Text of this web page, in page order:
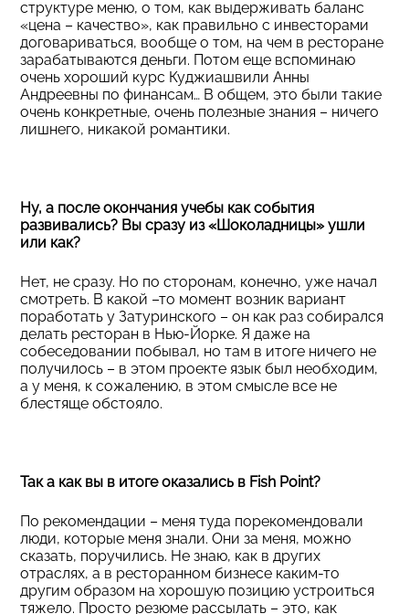
структуре меню, о том, как выдерживать баланс
«цена – качество», как правильно с инвесторами
договариваться, вообще о том, на чем в ресторане
зарабатываются деньги. Потом еще вспоминаю
очень хороший курс Куджиашвили Анны
Андреевны по финансам… В общем, это были такие
очень конкретные, очень полезные знания – ничего
лишнего, никакой романтики.
Ну, а после окончания учебы как события
развивались? Вы сразу из «Шоколадницы» ушли
или как?
Нет, не сразу. Но по сторонам, конечно, уже начал
смотреть. В какой –то момент возник вариант
поработать у Затуринского – он как раз собирался
делать ресторан в Нью-Йорке. Я даже на
собеседовании побывал, но там в итоге ничего не
получилось – в этом проекте язык был необходим,
а у меня, к сожалению, в этом смысле все не
блестяще обстояло.
Так а как вы в итоге оказались в Fish Point?
По рекомендации – меня туда порекомендовали
люди, которые меня знали. Они за меня, можно
сказать, поручились. Не знаю, как в других
отраслях, а в ресторанном бизнесе каким-то
другим образом на хорошую позицию устроиться
тяжело. Просто резюме рассылать – это, как